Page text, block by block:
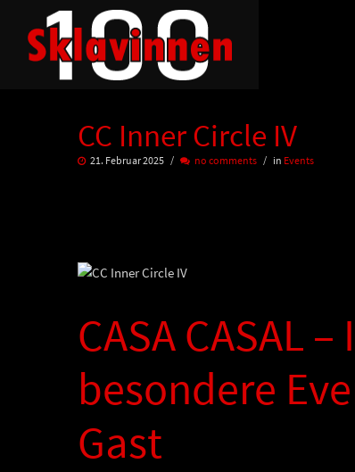
CC Inner Circle IV
21. Februar 2025 no comments in Events
CASA CASAL
besondere
Gast